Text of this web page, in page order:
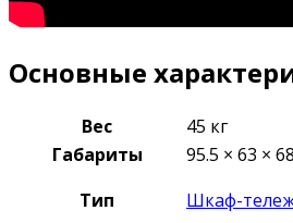
Основные
Вес
45 кг
Габариты
95.5 × 63 ×
Тип
Шкаф-